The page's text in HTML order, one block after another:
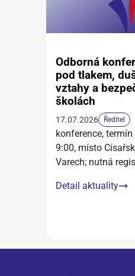
Odborná
pod tlakem,
vztahy a
školách
17.07.2026 Ředitel
konference,
9:00, místo
Varech; nutná
Detail aktuality